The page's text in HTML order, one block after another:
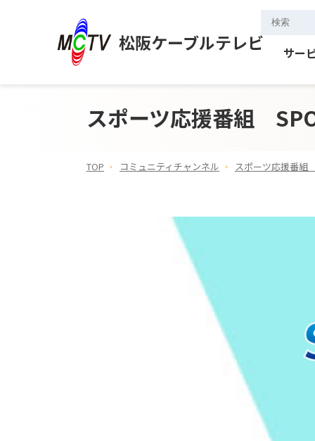
松阪ケーブルテレビ サー
スポーツ応援番組
TOP コミュニティチャンネル スポーツ応援番組